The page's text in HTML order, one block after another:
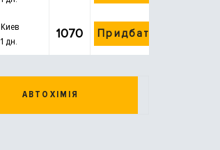
Киев
1 дн.
1070 Придбати
АВТОХІМІЯ